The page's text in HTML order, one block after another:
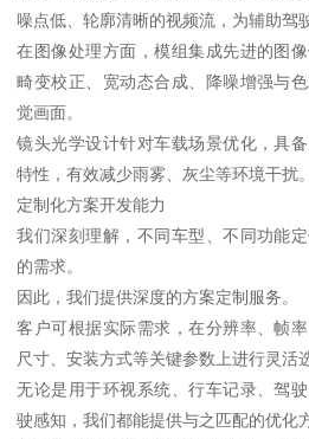
噪点低、轮廓清晰的视频流，为辅助驾
在图像处理方面，模组集成先进的图
畸变校正、宽动态合成、降噪增强与
觉画面。
镜头光学设计针对车载场景优化，具
特性，有效减少雨雾、灰尘等环境干扰。
定制化方案开发能力
我们深刻理解，不同车型、不同功能
的需求。
因此，我们提供深度的方案定制服务。
客户可根据实际需求，在分辨率、帧
尺寸、安装方式等关键参数上进行灵活
无论是用于环视系统、行车记录、驾
驶感知，我们都能提供与之匹配的优化